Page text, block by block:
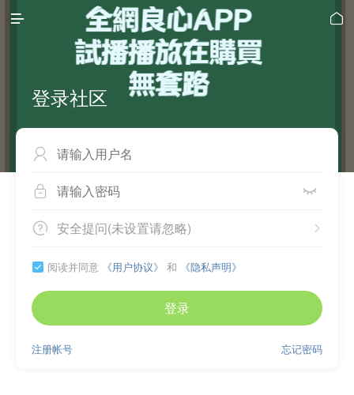
 
登录社区

 
 
安全提问(未设置请忽略)
 阅读并同意 《用户协议》 和 《隐私声明》
登录
忘记密码
注册帐号